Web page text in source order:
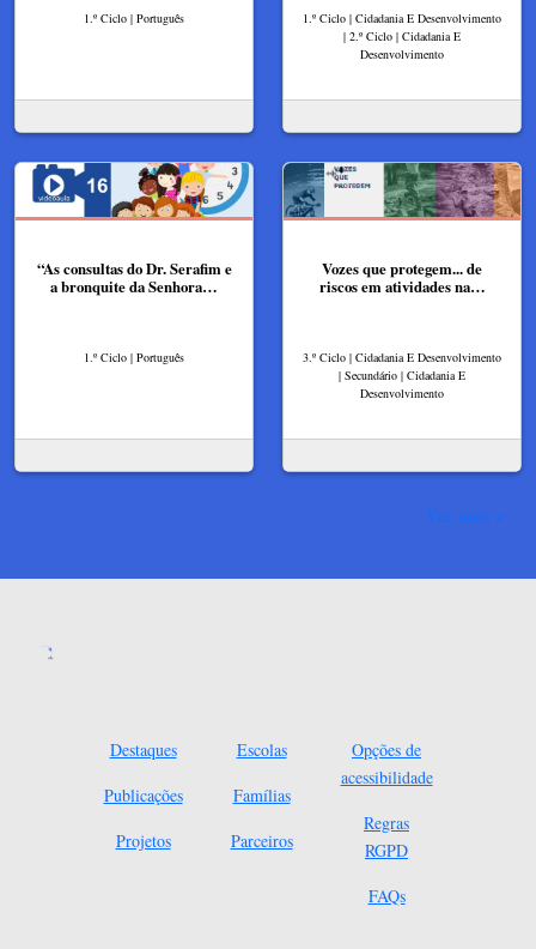
1.º Ciclo | Português
1.º Ciclo | Cidadania E Desenvolvimento
| 2.º Ciclo | Cidadania E
Desenvolvimento
“As consultas do Dr. Serafim e
a bronquite da Senhora…
1.º Ciclo | Português
Vozes que protegem... de
riscos em atividades na…
3.º Ciclo | Cidadania E Desenvolvimento
| Secundário | Cidadania E
Desenvolvimento
Ver mais
Destaques
Publicações
Projetos
Escolas
Famílias
Parceiros
Opções de
acessibilidade
Regras
RGPD
FAQs